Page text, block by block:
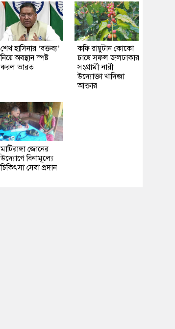
শেখ হাসিনার ‘বক্তব্য’
নিয়ে অবস্থান স্পষ্ট
করল ভারত
কফি রাম্বুটান কোকো
চাষে সফল জলঢাকার
সংগ্রামী নারী
উদ্যোক্তা খাদিজা
আক্তার
মাটিরাঙ্গা জোনের
উদ্যোগে বিনামূল্যে
চিকিৎসা সেবা প্রদান